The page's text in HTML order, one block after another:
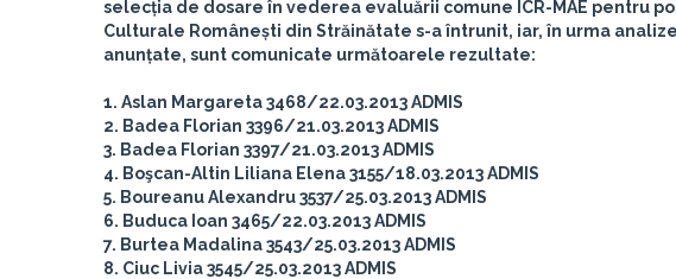
selecția de dosare în vederea evaluării comune ICR-MAE pentru
Culturale Românești din Străinătate s-a întrunit, iar, în urma
anunțate, sunt comunicate următoarele rezultate:
1. Aslan Margareta 3468/22.03.2013 ADMIS
2. Badea Florian 3396/21.03.2013 ADMIS
3. Badea Florian 3397/21.03.2013 ADMIS
4. Boşcan-Altin Liliana Elena 3155/18.03.2013 ADMIS
5. Boureanu Alexandru 3537/25.03.2013 ADMIS
6. Buduca Ioan 3465/22.03.2013 ADMIS
7. Burtea Madalina 3543/25.03.2013 ADMIS
8. Ciuc Livia 3545/25.03.2013 ADMIS